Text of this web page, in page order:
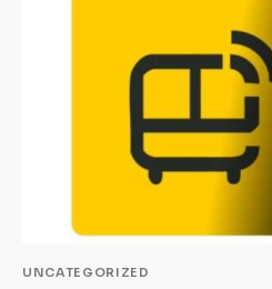
UNCATEGORIZED